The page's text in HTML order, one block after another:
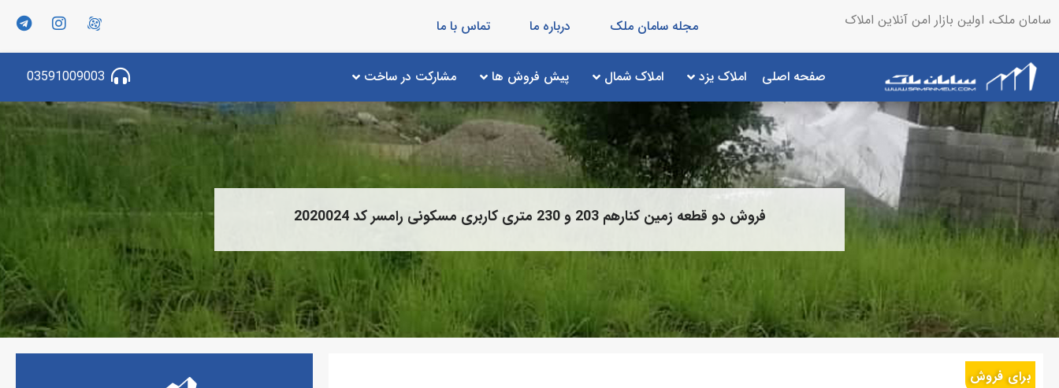
سامان ملک، اولین بازار امن آنلاین املاک مجله سامان ملک درباره ما تماس با ما
صفحه اصلی املاک یزد املاک شمال پیش فروش ها مشارکت در ساخت 03591009003
فروش دو قطعه زمین کنارهم 203 و 230 متری کاربری مسکونی رامسر کد 2020024
برای فروش